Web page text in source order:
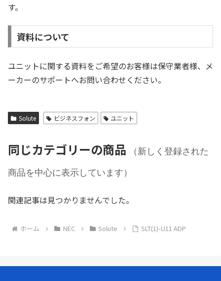
す。
資料について
ユニットに関する資料をご希望のお客様は保守業者様、メ
ーカーのサポートへお問い合わせください。
Solute ビジネスフォン ユニット
同じカテゴリーの商品
（新しく登録された
商品を中心に表示しています）
関連記事は見つかりませんでした。
ホーム NEC Solute SLT(1)-U11 ADP